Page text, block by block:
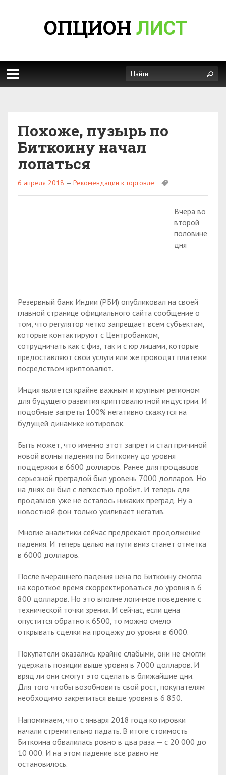
ОПЦИОН ЛИСТ
Похоже, пузырь по
Биткоину начал
лопаться
6 апреля 2018 — Рекомендации к торговле
Вчера во
второй
половине
дня
Резервный банк Индии (РБИ) опубликовал на своей
главной странице официального сайта сообщение о
том, что регулятор четко запрещает всем субъектам,
которые контактируют с Центробанком,
сотрудничать как с физ, так и с юр лицами, которые
предоставляют свои услуги или же проводят платежи
посредством криптовалют.
Индия является крайне важным и крупным регионом
для будущего развития криптовалютной индустрии. И
подобные запреты 100% негативно скажутся на
будущей динамике котировок.
Быть может, что именно этот запрет и стал причиной
новой волны падения по Биткоину до уровня
поддержки в 6600 долларов. Ранее для продавцов
серьезной преградой был уровень 7000 долларов. Но
на днях он был с легкостью пробит. И теперь для
продавцов уже не осталось никаких преград. Ну а
новостной фон только усиливает негатив.
Многие аналитики сейчас предрекают продолжение
падения. И теперь целью на пути вниз станет отметка
в 6000 долларов.
После вчерашнего падения цена по Биткоину смогла
на короткое время скорректироваться до уровня в 6
800 долларов. Но это вполне логичное поведение с
технической точки зрения. И сейчас, если цена
опустится обратно к 6500, то можно смело
открывать сделки на продажу до уровня в 6000.
Покупатели оказались крайне слабыми, они не смогли
удержать позиции выше уровня в 7000 долларов. И
вряд ли они смогут это сделать в ближайшие дни.
Для того чтобы возобновить свой рост, покупателям
необходимо закрепиться выше уровня в 6 850.
Напоминаем, что с января 2018 года котировки
начали стремительно падать. В итоге стоимость
Биткоина обвалилась ровно в два раза — с 20 000 до
10 000. И на этом падение все равно не
остановилось.